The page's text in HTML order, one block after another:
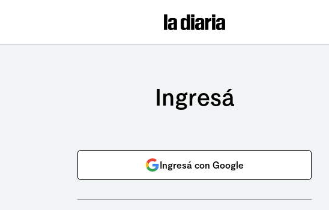
Ingresá
Ingresá con Google